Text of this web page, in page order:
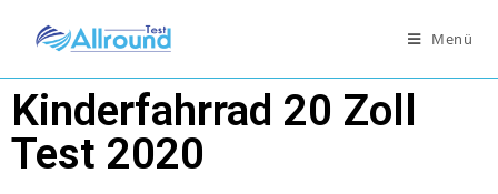
Menü
Kinderfahrrad 20 Zoll
Test 2020